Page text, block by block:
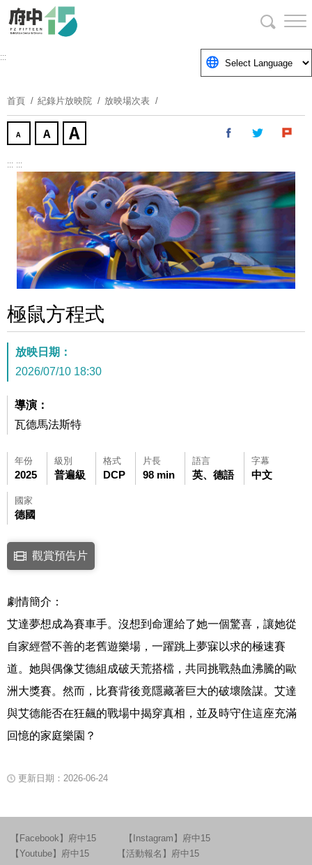
要
塊
:::
首頁 紀錄片放映院 放映場次表
::: :::
極鼠方程式
放映日期：
2026/07/10 18:30
導演：
瓦德馬法斯特
年份
2025
級別
普遍級
格式
DCP
片長
98 min
語言
英、德語
字幕
中文
國家
德國
點擊下列連結開啟視窗後，可使用鍵盤Tab鍵移至影片中央播放鍵，再
連結至Youtube網站觀看此影片(開新視窗)
觀賞預告片
劇情簡介：
艾達夢想成為賽車手。沒想到命運給了她一個驚喜，讓她從
自家經營不善的老舊遊樂場，一躍跳上夢寐以求的極速賽
道。她與偶像艾德組成破天荒搭檔，共同挑戰熱血沸騰的歐
洲大獎賽。然而，比賽背後竟隱藏著巨大的破壞陰謀。艾達
與艾德能否在狂飆的戰場中揭穿真相，並及時守住這座充滿
回憶的家庭樂園？
更新日期：2026-06-24
【Facebook】府中15
【Instagram】府中15
【Youtube】府中15
【活動報名】府中15